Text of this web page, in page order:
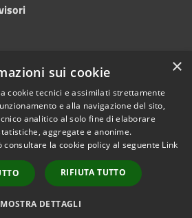
Copyright © 2025
Autorità di
Sistema Portuale
del Mare Adriatico
Centrale
Powered by
Municipium
Accesso redazione
×
sui cookie
cookie tecnici e assimilati strettamente
e alla navigazione del sito,
analitico al solo fine di elaborare
aggregate e anonime.
la cookie policy al seguente Link
RIFIUTA TUTTO
MOSTRA DETTAGLI